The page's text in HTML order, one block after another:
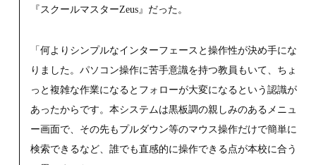
『スクールマスターZeus』だった。
「何よりシンプルなインターフェースと操作性が決め手にな
りました。パソコン操作に苦手意識を持つ教員もいて、ちょ
っと複雑な作業になるとフォローが大変になるという認識が
あったからです。本システムは黒板調の親しみのあるメニュ
ー画面で、その先もプルダウン等のマウス操作だけで簡単に
検索できるなど、誰でも直感的に操作できる点が本校に合う